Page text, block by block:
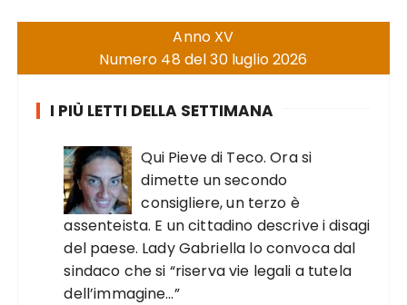
Anno XV
Numero 48 del 30 luglio 2026
I PIÙ LETTI DELLA SETTIMANA
Qui Pieve di Teco. Ora si
dimette un secondo
consigliere, un terzo è
assenteista. E un cittadino descrive i disagi
del paese. Lady Gabriella lo convoca dal
sindaco che si “riserva vie legali a tutela
dell’immagine…”